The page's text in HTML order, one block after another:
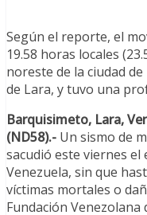
Según el reporte, el
19.58 horas locales
noreste de la ciudad
de Lara, y tuvo una
Barquisimeto, Lara,
(ND58).- Un sismo de
sacudió este viernes el
Venezuela, sin que
víctimas mortales o
Fundación